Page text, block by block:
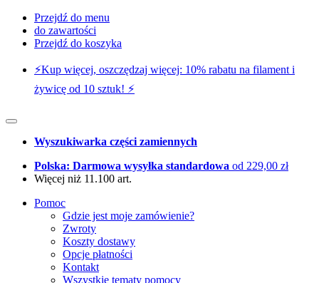
Przejdź do menu
do zawartości
Przejdź do koszyka
⚡️Kup więcej, oszczędzaj więcej: 10% rabatu na filament i
żywicę od 10 sztuk! ⚡️
Wyszukiwarka części zamiennych
Polska: Darmowa wysyłka standardowa od 229,00 zł
Więcej niż 11.100 art.
Pomoc
Gdzie jest moje zamówienie?
Zwroty
Koszty dostawy
Opcje płatności
Kontakt
Wszystkie tematy pomocy